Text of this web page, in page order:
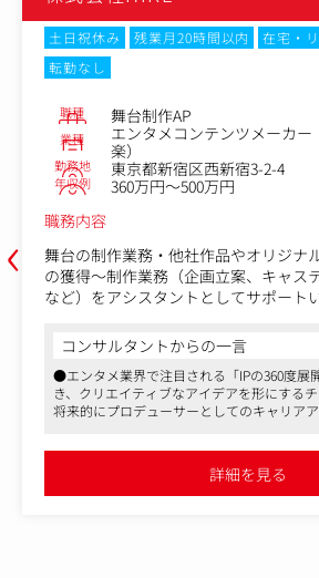
‹
土日祝休み 残業月20時間以内
在宅・
転勤なし
職種 舞台制作AP
業種
エンタメコンテンツメーカ
楽）
勤務地 東京都新宿区西新宿3-2-4
年収例
360万円～500万円
職務内容
舞台の制作業務・他社作品やオリジナ
の獲得～制作業務（企画立案、キャス
など）をアシスタントとしてサポート
待しております。
【具体的な業務内容】
・稽古場の運営業務
→会場の開場・閉め対応、準備片付け
・上演初日から千秋楽までの現場サポー
→出演者のサポートや物販窓口、チケ
コンサルタントからの一言
●エンタメ業界で注目される「IPの360度展
き、クリエイティブなアイデアを形にするチ
将来的にプロデューサーとしてのキャリア
●テレワークやフレックスタイム制、副業の
クライフバランスを重視した働き方が実現
詳細を見る